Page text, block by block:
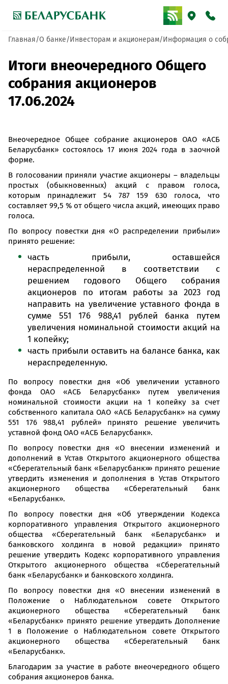
Главная О банке Инвесторам и акционерам Информация о
Итоги внеочередного Общего
собрания акционеров
17.06.2024
Внеочередное Общее собрание акционеров ОАО «АСБ
Беларусбанк» состоялось 17 июня 2024 года в заочной
форме.
В голосовании приняли участие акционеры – владельцы
простых (обыкновенных) акций с правом голоса,
которым принадлежит 54 787 159 630 голоса, что
составляет 99,5 % от общего числа акций, имеющих право
голоса.
По вопросу повестки дня «О распределении прибыли»
принято решение:
часть прибыли, оставшейся
нераспределенной в соответствии с
решением годового Общего собрания
акционеров по итогам работы за 2023 год
направить на увеличение уставного фонда в
сумме 551 176 988,41 рублей банка путем
увеличения номинальной стоимости акций на
1 копейку;
часть прибыли оставить на балансе банка, как
нераспределенную.
По вопросу повестки дня «Об увеличении уставного
фонда ОАО «АСБ Беларусбанк» путем увеличения
номинальной стоимости акции на 1 копейку за счет
собственного капитала ОАО «АСБ Беларусбанк» на сумму
551 176 988,41 рублей» принято решение увеличить
уставной фонд ОАО «АСБ Беларусбанк».
По вопросу повестки дня «О внесении изменений и
дополнений в Устав Открытого акционерного общества
«Сберегательный банк «Беларусбанк»» принято решение
утвердить изменения и дополнения в Устав Открытого
акционерного общества «Сберегательный банк
«Беларусбанк».
По вопросу повестки дня «Об утверждении Кодекса
корпоративного управления Открытого акционерного
общества «Сберегательный банк «Беларусбанк» и
банковского холдинга в новой редакции» принято
решение утвердить Кодекс корпоративного управления
Открытого акционерного общества «Сберегательный
банк «Беларусбанк» и банковского холдинга.
По вопросу повестки дня «О внесении изменений в
Положение о Наблюдательном совете Открытого
акционерного общества «Сберегательный банк
«Беларусбанк» принято решение утвердить Дополнение
1 в Положение о Наблюдательном совете Открытого
акционерного общества «Сберегательный банк
«Беларусбанк».
Благодарим за участие в работе внеочередного общего
собрания акционеров банка.